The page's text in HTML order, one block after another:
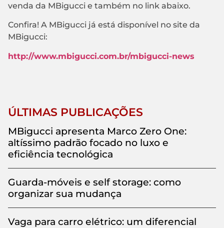
venda da MBigucci e também no link abaixo.
Confira! A MBigucci já está disponível no site da
MBigucci:
http://www.mbigucci.com.br/mbigucci-news
ÚLTIMAS PUBLICAÇÕES
MBigucci apresenta Marco Zero One:
altíssimo padrão focado no luxo e
eficiência tecnológica
Guarda-móveis e self storage: como
organizar sua mudança
Vaga para carro elétrico: um diferencial